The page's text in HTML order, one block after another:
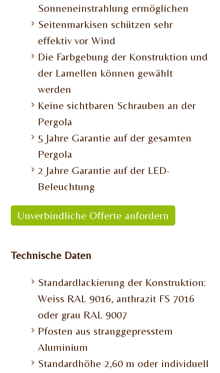
Sonneneinstrahlung ermöglichen
Seitenmarkisen schützen sehr
effektiv vor Wind
Die Farbgebung der Konstruktion und
der Lamellen können gewählt
werden
Keine sichtbaren Schrauben an der
Pergola
5 Jahre Garantie auf der gesamten
Pergola
2 Jahre Garantie auf der LED-
Beleuchtung
Unverbindliche Offerte anfordern
Technische Daten
Standardlackierung der Konstruktion:
Weiss RAL 9016, anthrazit FS 7016
oder grau RAL 9007
Pfosten aus stranggepresstem
Aluminium
Standardhöhe 2,60 m oder individuell